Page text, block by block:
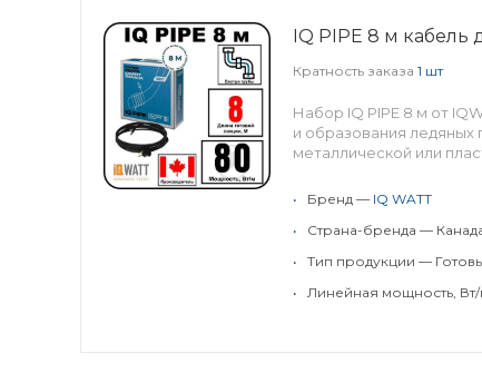
IQ PIPE 8 м кабель
Кратность заказа 1 шт
Набор IQ PIPE 8 м от
и образования ледяных
металлической или
• Бренд — IQ WATT
•
Страна-бренда —
•
Тип продукции —
•
Линейная мощность,